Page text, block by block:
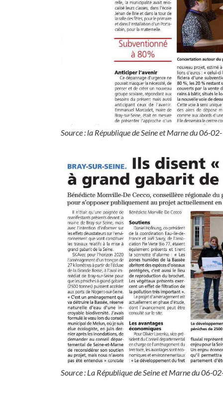
Source : la République de Seine et Marne du 06-
Source : La République de Seine et Marne du 06-